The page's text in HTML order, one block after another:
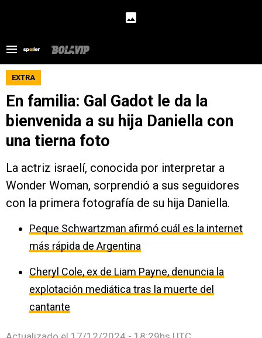
EXTRA
En familia: Gal Gadot le da la
bienvenida a su hija Daniella con
una tierna foto
La actriz israelí, conocida por interpretar a
Wonder Woman, sorprendió a sus seguidores
con la primera fotografía de su hija Daniella.
Peque Schwartzman afirmó cuál es la internet
más rápida de Argentina
Cheryl Cole, ex de Liam Payne, denuncia la
explotación mediática tras la muerte del
cantante